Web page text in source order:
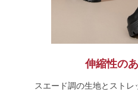
伸縮性の
スエード調の生地とスト